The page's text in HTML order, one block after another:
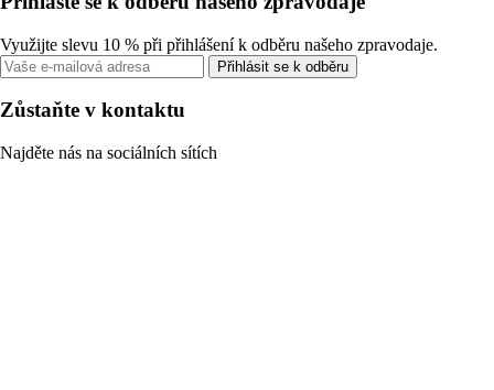
Využijte slevu 10 % při přihlášení k odběru našeho zpravodaje.
Přihlásit se k odběru
Zůstaňte v kontaktu
Najděte nás na sociálních sítích